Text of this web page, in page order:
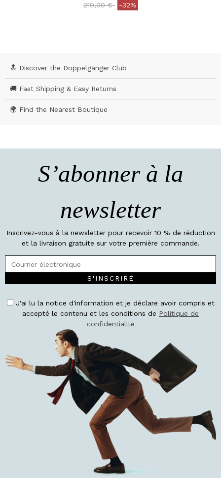
Price reduced from
219,00 €to-32%
🔝 Discover the Doppelgänger Club
🚚 Fast Shipping & Easy Returns
🌍 Find the Nearest Boutique
S’abonner à la
newsletter
Inscrivez-vous à la newsletter pour recevoir 10 % de réduction
et la livraison gratuite sur votre première commande.
S'INSCRIRE
J'ai lu la notice d'information et je déclare avoir compris et
accepté le contenu et les conditions de Politique de
confidentialité